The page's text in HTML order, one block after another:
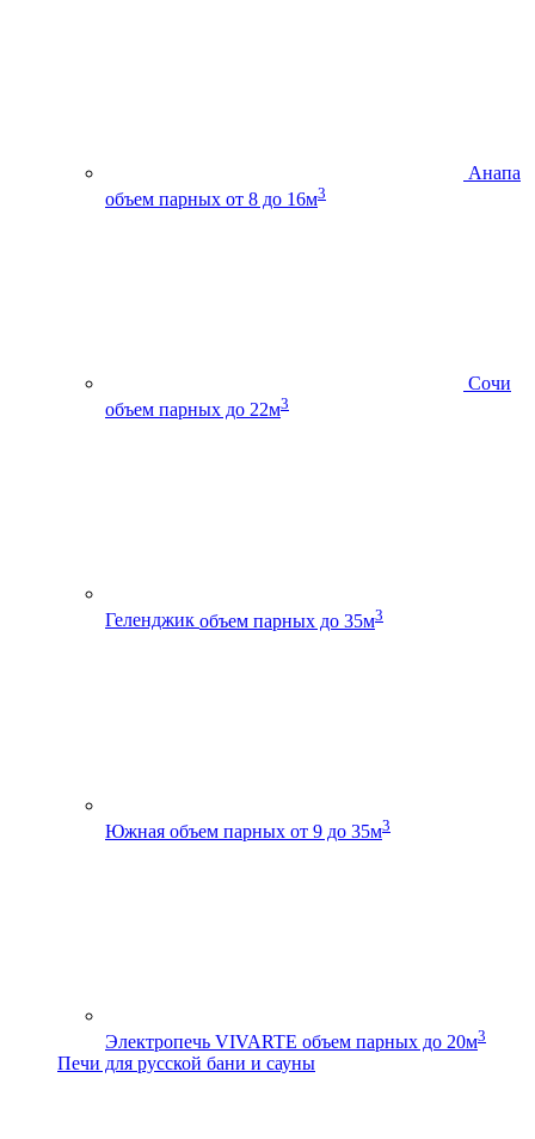
Анапа
объем парных от 8 до 16м3
Сочи
объем парных до 22м3
Геленджик объем парных до 35м3
Южная объем парных от 9 до 35м3
Электропечь VIVARTE объем парных до 20м3
Печи для русской бани и сауны